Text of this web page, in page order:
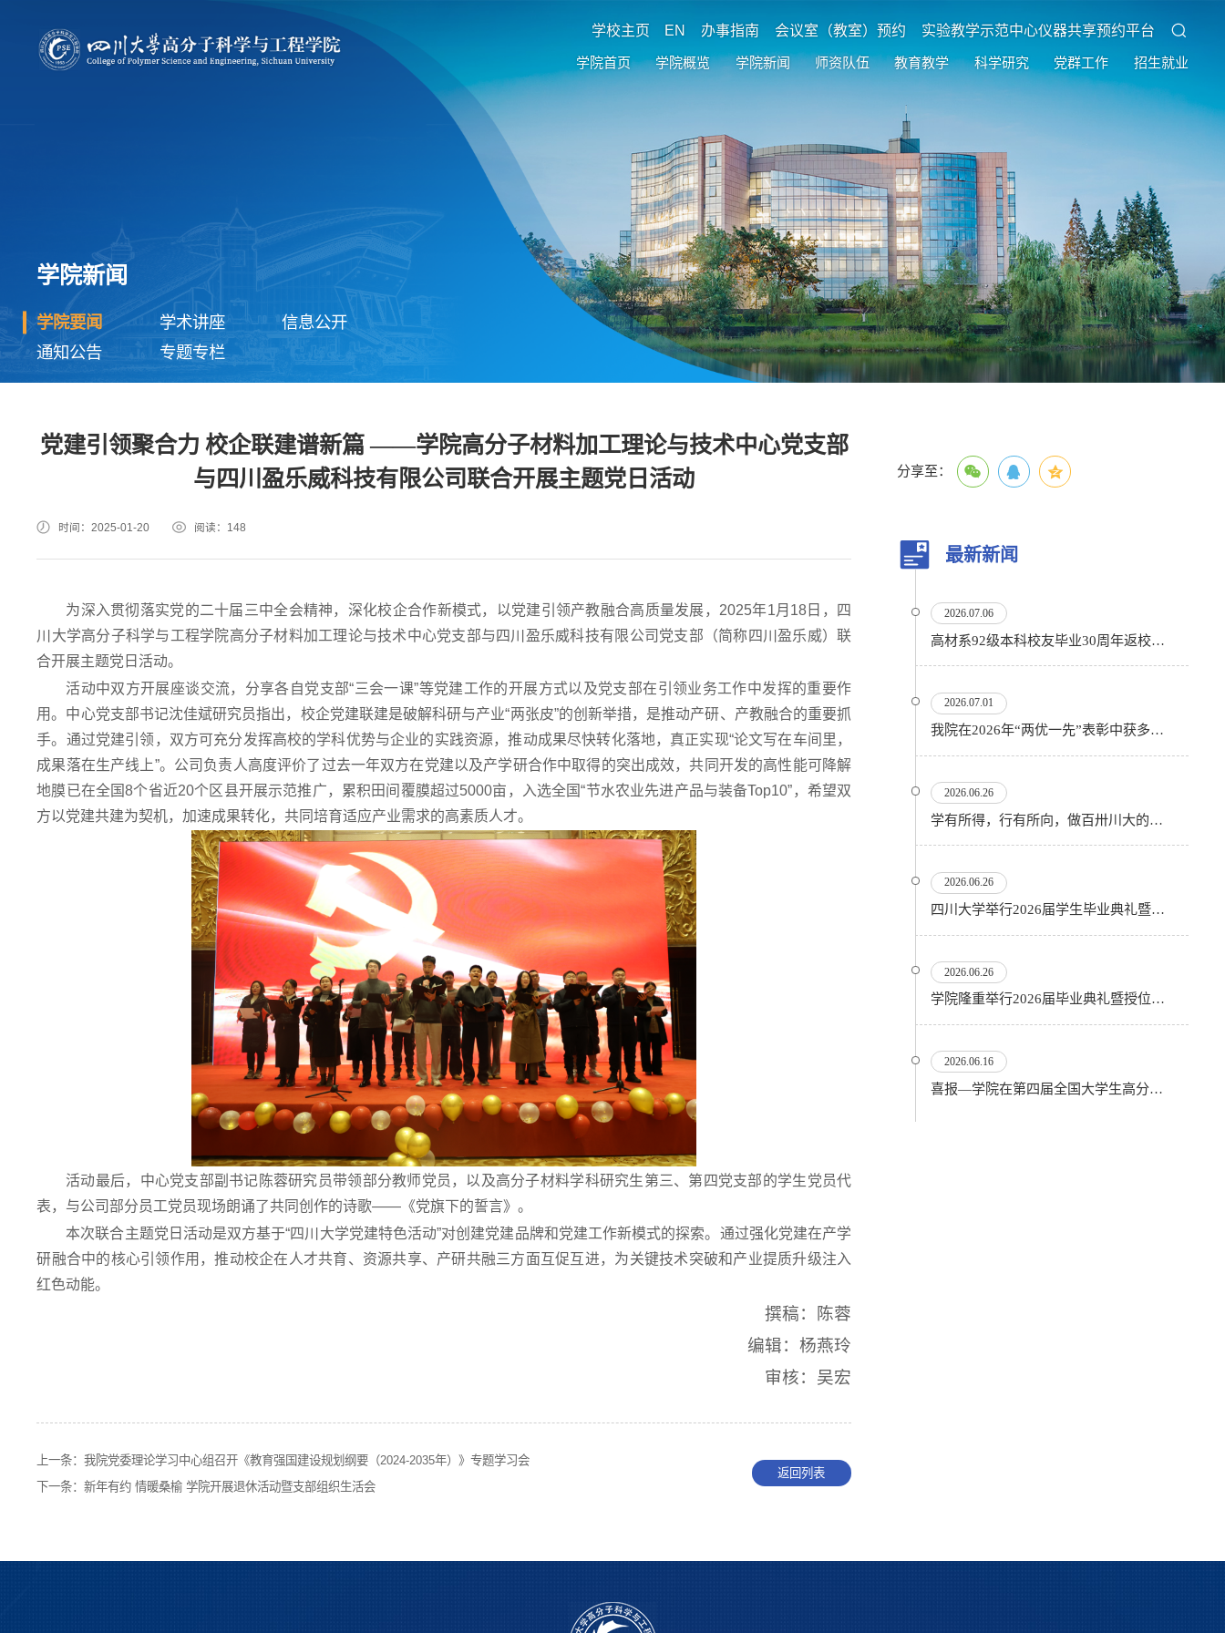
学校主页 EN 办事指南 会议室（教室）预约 实验教学示范中心仪器共享预约平台
学院首页 学院概览 学院新闻 师资队伍 教育教学 科学研究 党群工作 招生就业
学院新闻
学院要闻 学术讲座
信息公开
通知公告
专题专栏
党建引领聚合力 校企联建谱新篇 ——学院高分子材料加工理论与技术中心党支部
与四川盈乐威科技有限公司联合开展主题党日活动
时间：2025-01-20 阅读： 148
为深入贯彻落实党的二十届三中全会精神，深化校企合作新模式，以党建引领产教融合高质量发展，2025年1月18日，四
川大学高分子科学与工程学院高分子材料加工理论与技术中心党支部与四川盈乐威科技有限公司党支部（简称四川盈乐威）联
合开展主题党日活动。
活动中双方开展座谈交流，分享各自党支部“三会一课”等党建工作的开展方式以及党支部在引领业务工作中发挥的重要作
用。中心党支部书记沈佳斌研究员指出，校企党建联建是破解科研与产业“两张皮”的创新举措，是推动产研、产教融合的重要抓
手。通过党建引领，双方可充分发挥高校的学科优势与企业的实践资源，推动成果尽快转化落地，真正实现“论文写在车间里，
成果落在生产线上”。公司负责人高度评价了过去一年双方在党建以及产学研合作中取得的突出成效，共同开发的高性能可降解
地膜已在全国8个省近20个区县开展示范推广，累积田间覆膜超过5000亩，入选全国“节水农业先进产品与装备Top10”，希望双
方以党建共建为契机，加速成果转化，共同培育适应产业需求的高素质人才。
活动最后，中心党支部副书记陈蓉研究员带领部分教师党员，以及高分子材料学科研究生第三、第四党支部的学生党员代
表，与公司部分员工党员现场朗诵了共同创作的诗歌——《党旗下的誓言》。
本次联合主题党日活动是双方基于“四川大学党建特色活动”对创建党建品牌和党建工作新模式的探索。通过强化党建在产学
研融合中的核心引领作用，推动校企在人才共育、资源共享、产研共融三方面互促互进，为关键技术突破和产业提质升级注入
红色动能。
撰稿：陈蓉
编辑：杨燕玲
审核：吴宏
上一条：我院党委理论学习中心组召开《教育强国建设规划纲要（2024-2035年）》专题学习会
下一条：新年有约 情暖桑榆 学院开展退休活动暨支部组织生活会
返回列表
分享至：
最新新闻
2026.07.06
高材系92级本科校友毕业30周年返校活动顺利举行
2026.07.01
我院在2026年“两优一先”表彰中获多项殊荣
2026.06.26
学有所得，行有所向，做百卅川大的薪火赓续者——校长汪劲松在四川大学2026届学生毕业典礼上的...
2026.06.26
四川大学举行2026届学生毕业典礼暨学位授予仪式
2026.06.26
​学院隆重举行2026届毕业典礼暨授位仪式
2026.06.16
喜报—学院在第四届全国大学生高分子材料实验实践虚拟仿真大赛再创佳绩